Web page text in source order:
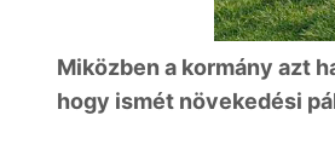
Miközben a kormány azt
hogy ismét növekedési